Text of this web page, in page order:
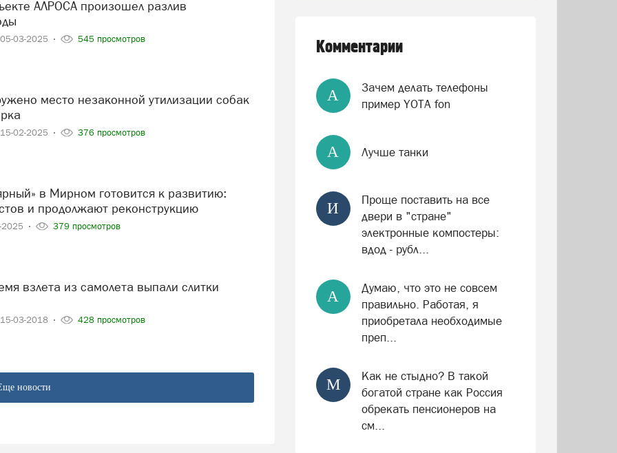
05-03-2025 545 просмотров
15-02-2025 376 просмотров
и продолжают реконструкцию
2025 379 просмотров
15-03-2018 428 просмотров
новости
Комментарии
А
Зачем делать телефоны
пример YOTA fon
А Лучше танки
И
Проще поставить на все
двери в "стране"
электронные компостеры:
вдод - рубл...
А
Думаю, что это не совсем
правильно. Работая, я
приобретала необходимые
преп...
М
Как не стыдно? В такой
богатой стране как Россия
обрекать пенсионеров на
см...